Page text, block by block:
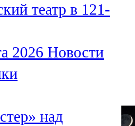
театр в 121-
2026 Новости
над